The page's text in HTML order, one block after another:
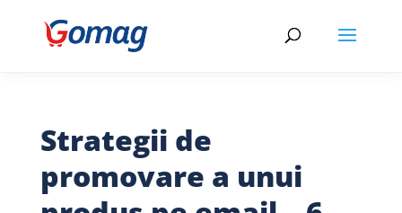
Strategii de
promovare a unui